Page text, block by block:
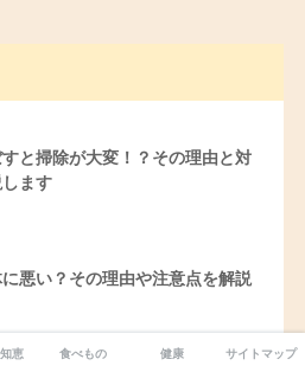
と掃除が大変！？その理由と対
ます
悪い？その理由や注意点を解説
恵 食べもの 健康 サイトマップ